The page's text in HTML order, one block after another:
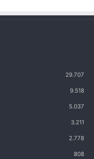
29.707
9.518
5.037
3.211
2.778
808